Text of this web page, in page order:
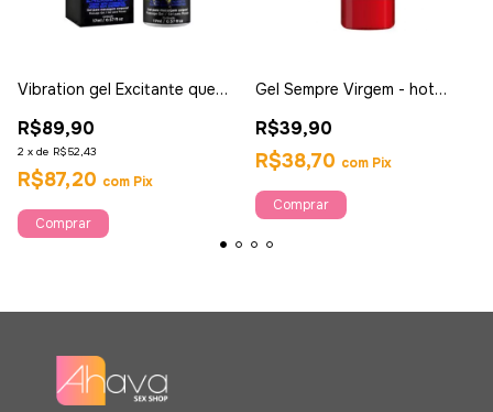
Vibration gel Excitante que
Energético - 17ml Intt
R$89,90
2 x de R$52,43
R$87,20 com Pix
Gel Sempre Virgem - hot
R$39,90
R$38,70 com Pix